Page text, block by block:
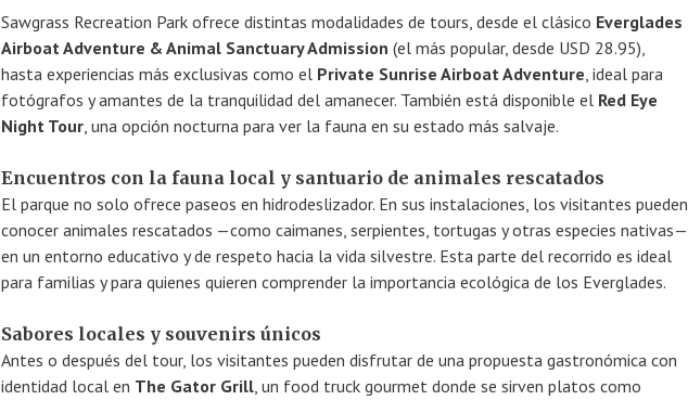
Sawgrass Recreation Park ofrece distintas modalidades de tours, desde el clásico Everglades
Airboat Adventure & Animal Sanctuary Admission (el más popular, desde USD 28.95),
hasta experiencias más exclusivas como el Private Sunrise Airboat Adventure, ideal para
fotógrafos y amantes de la tranquilidad del amanecer. También está disponible el Red Eye
Night Tour, una opción nocturna para ver la fauna en su estado más salvaje.
Encuentros con la fauna local y santuario de animales rescatados
El parque no solo ofrece paseos en hidrodeslizador. En sus instalaciones, los visitantes pueden
conocer animales rescatados —como caimanes, serpientes, tortugas y otras especies nativas—
en un entorno educativo y de respeto hacia la vida silvestre. Esta parte del recorrido es ideal
para familias y para quienes quieren comprender la importancia ecológica de los Everglades.
Sabores locales y souvenirs únicos
Antes o después del tour, los visitantes pueden disfrutar de una propuesta gastronómica con
identidad local en The Gator Grill, un food truck gourmet donde se sirven platos como